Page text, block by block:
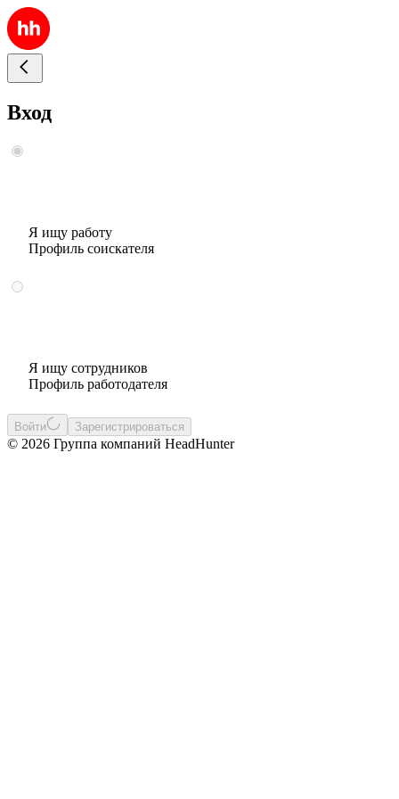
Вход
Я ищу работу
Профиль соискателя
Я ищу сотрудников
Профиль работодателя
Войти Зарегистрироваться
© 2026 Группа компаний HeadHunter